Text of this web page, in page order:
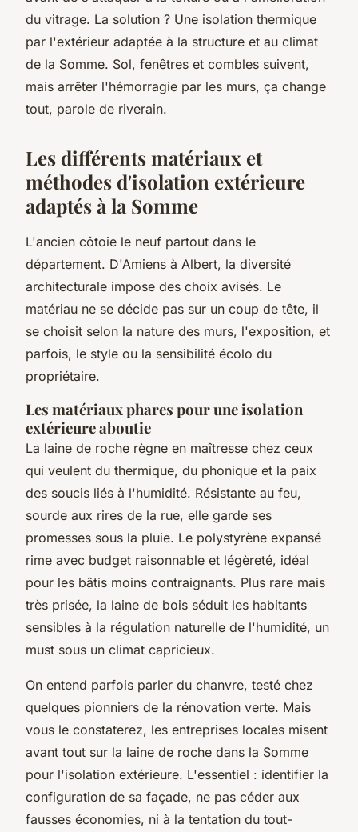
du vitrage. La solution ? Une isolation thermique
par l'extérieur adaptée à la structure et au climat
de la Somme. Sol, fenêtres et combles suivent,
mais arrêter l'hémorragie par les murs, ça change
tout, parole de riverain.
Les différents matériaux et
méthodes d'isolation extérieure
adaptés à la Somme
L'ancien côtoie le neuf partout dans le
département. D'Amiens à Albert, la diversité
architecturale impose des choix avisés. Le
matériau ne se décide pas sur un coup de tête, il
se choisit selon la nature des murs, l'exposition, et
parfois, le style ou la sensibilité écolo du
propriétaire.
Les matériaux phares pour une isolation
extérieure aboutie
La laine de roche règne en maîtresse chez ceux
qui veulent du thermique, du phonique et la paix
des soucis liés à l'humidité. Résistante au feu,
sourde aux rires de la rue, elle garde ses
promesses sous la pluie. Le polystyrène expansé
rime avec budget raisonnable et légèreté, idéal
pour les bâtis moins contraignants. Plus rare mais
très prisée, la laine de bois séduit les habitants
sensibles à la régulation naturelle de l'humidité, un
must sous un climat capricieux.
On entend parfois parler du chanvre, testé chez
quelques pionniers de la rénovation verte. Mais
vous le constaterez, les entreprises locales misent
avant tout sur la laine de roche dans la Somme
pour l'isolation extérieure. L'essentiel : identifier la
configuration de sa façade, ne pas céder aux
fausses économies, ni à la tentation du tout-